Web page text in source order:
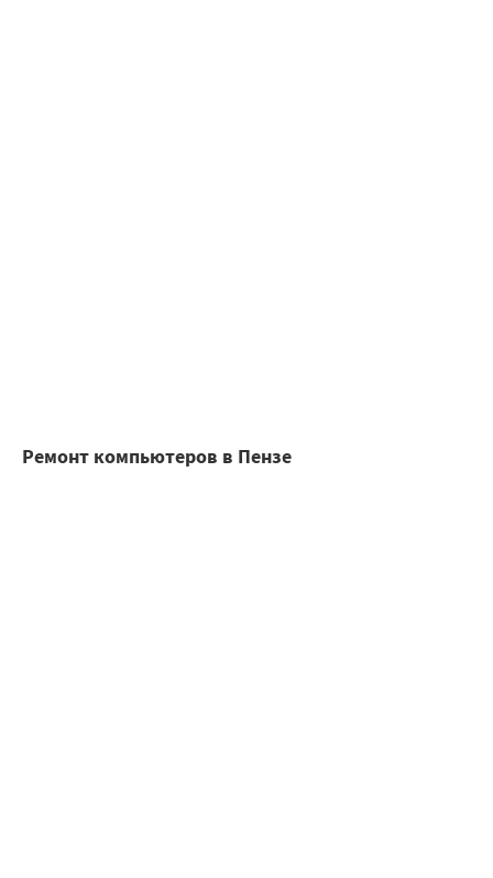
Ремонт компьютеров в Пензе